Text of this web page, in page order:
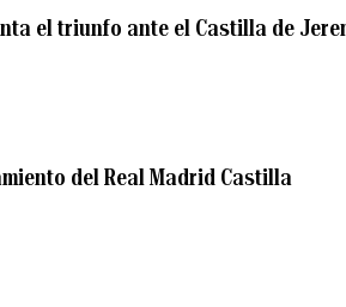
el triunfo ante el Castilla de
del Real Madrid Castilla